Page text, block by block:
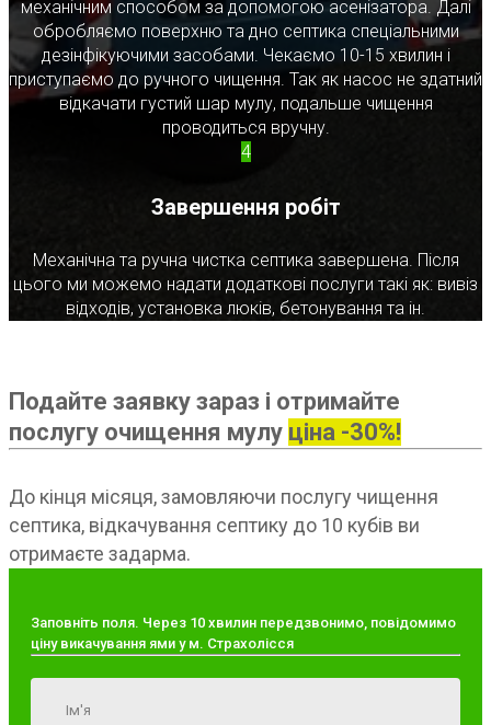
механічним способом за допомогою асенізатора. Далі
обробляємо поверхню та дно септика спеціальними
дезінфікуючими засобами. Чекаємо 10-15 хвилин і
приступаємо до ручного чищення. Так як насос не здатний
відкачати густий шар мулу, подальше чищення
проводиться вручну.
4
Завершення робіт
Механічна та ручна чистка септика завершена. Після
цього ми можемо надати додаткові послуги такі як: вивіз
відходів, установка люків, бетонування та ін.
Подайте заявку зараз і отримайте
послугу очищення мулу ціна -30%!
До кінця місяця, замовляючи послугу чищення
септика, відкачування септику до 10 кубів ви
отримаєте задарма.
Заповніть поля. Через 10 хвилин передзвонимо, повідомимо
ціну викачування ями у м. Страхолісся